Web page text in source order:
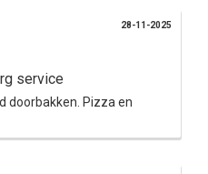
service
doorbakken. Pizza en
28-11-2025